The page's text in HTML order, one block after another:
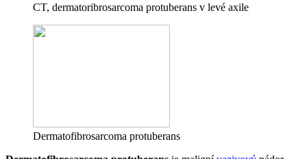
CT, dermatoribrosarcoma protuberans v levé axile
Dermatofibrosarcoma protuberans